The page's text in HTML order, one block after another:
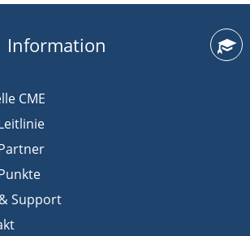
Information
CME
Support